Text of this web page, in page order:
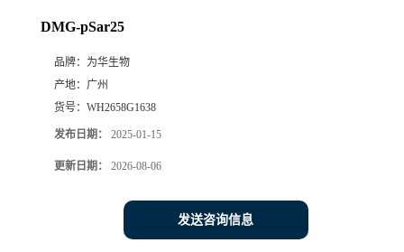
DMG-pSar25
品牌： 为华生物
产地： 广州
货号： WH2658G1638
发布日期： 2025-01-15
更新日期： 2026-08-06
发送咨询信息